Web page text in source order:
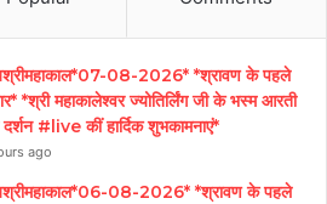
08-2026* *श्रावण के पहले
*श्री महाकालेश्वर ज्योतिर्लिंग जी के भस्म आरती
दर्शन #live कीं हार्दिक शुभकामनाएं*
ago
08-2026* *श्रावण के पहले